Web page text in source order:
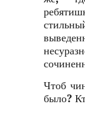
Чтоб
было?